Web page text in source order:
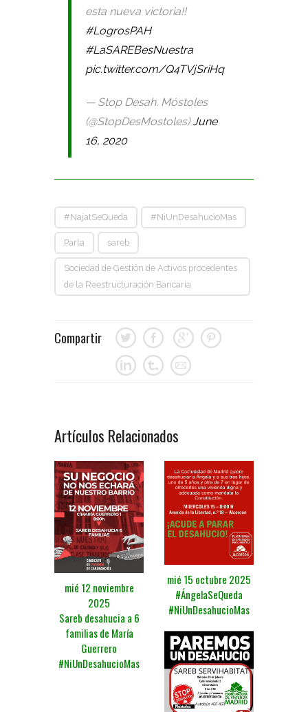
esta nueva victoria!!
#LogrosPAH
#LaSAREBesNuestra
pic.twitter.com/Q4TVjSriHq
— Stop Desah. Móstoles
(@StopDesMostoles)June
16, 2020
#NajatSeQueda #NiUnDesahucioMas
Parla sareb
Sociedad de Gestión de Activos procedentes
de la Reestructuración Bancaria
Compartir
Artículos Relacionados
mié 12 noviembre
2025
Sareb desahucia a 6
familias de María
Guerrero
#NiUnDesahucioMas
mié 15 octubre 2025
#ÁngelaSeQueda
#NiUnDesahucioMas